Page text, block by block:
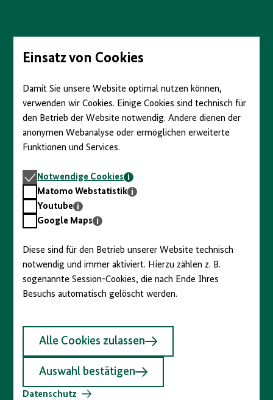
Seiteninhalt
springenEinsatz von Cookies
Damit Sie unsere Website optimal nutzen können,
verwenden wir Cookies. Einige Cookies sind technisch für
den Betrieb der Website notwendig. Andere dienen der
anonymen Webanalyse oder ermöglichen erweiterte
Funktionen und Services.
Notwendige
Cookies
Notwendige Cookies
Matomo
Webstatistik
Matomo Webstatistik
Youtube
Youtube
GoogleGoogle Maps
Diese sind für den Betrieb unserer Website technisch
notwendig und immer aktiviert. Hierzu zählen z. B.
sogenannte Session-Cookies, die nach Ende Ihres
Besuchs automatisch gelöscht werden.
Alle Cookies zulassen
Auswahl bestätigen
Datenschutz